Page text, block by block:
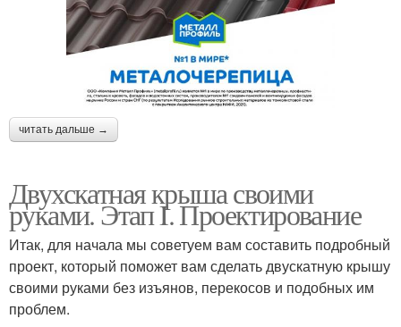
читать дальше →
Двухскатная крыша своими
руками. Этап I. Проектирование
Итак, для начала мы советуем вам составить подробный
проект, который поможет вам сделать двускатную крышу
своими руками без изъянов, перекосов и подобных им
проблем.